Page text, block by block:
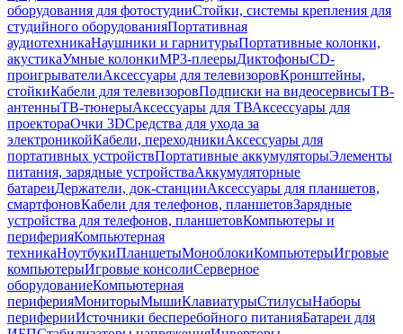
оборудования для фотостудииСтойки, системы крепления для
студийного оборудованияПортативная
аудиотехникаНаушники и гарнитурыПортативные колонки,
акустикаУмные колонкиMP3-плеерыДиктофоныCD-
проигрывателиАксессуары для телевизоровКронштейны,
стойкиКабели для телевизоровПодписки на видеосервисыТВ-
антенныТВ-тюнерыАксессуары для ТВАксессуары для
проектораОчки 3DСредства для ухода за
электроникойКабели, переходникиАксессуары для
портативных устройствПортативные аккумуляторыЭлементы
питания, зарядные устройстваАккумуляторные
батареиДержатели, док-станцииАксессуары для планшетов,
смартфоновКабели для телефонов, планшетовЗарядные
устройства для телефонов, планшетовКомпьютеры и
периферияКомпьютерная
техникаНоутбукиПланшетыМоноблокиКомпьютерыИгровые
компьютерыИгровые консолиСерверное
оборудованиеКомпьютерная
периферияМониторыМышиКлавиатурыСтилусыНаборы
периферииИсточники бесперебойного питанияБатареи для